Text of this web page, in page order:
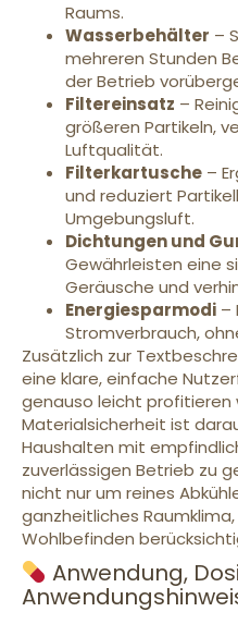
Raums.
Wasserbehälter –
mehreren Stunden
der Betrieb
Filtereinsatz –
größeren Partikeln,
Luftqualität.
Filterkartusche –
und reduziert
Umgebungsluft.
Dichtungen und
Gewährleisten eine
Geräusche und
Energiesparmodi –
Stromverbrauch,
Zusätzlich zur
eine klare, einfache
genauso leicht profitieren
Materialsicherheit ist
Haushalten mit
zuverlässigen Betrieb zu
nicht nur um reines
ganzheitliches
Wohlbefinden
Anwendung,